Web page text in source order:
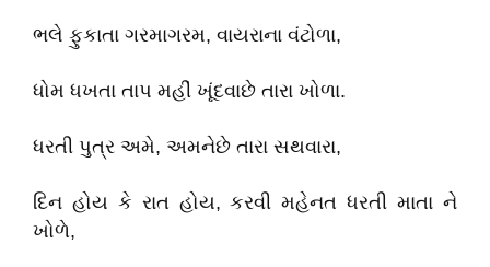
ભલે ફુકાતા ગરમાગરમ, વાયરાના વંટોળા,
ધોમ ધખતા તાપ મહીં ખૂંદવાછે તારા ખોળા.
ધરતી પુત્ર અમે, અમનેછે તારા સથવારા,
દિન હોય કે રાત હોય, કરવી મહેનત ધરતી માતા ને
ખોળે,